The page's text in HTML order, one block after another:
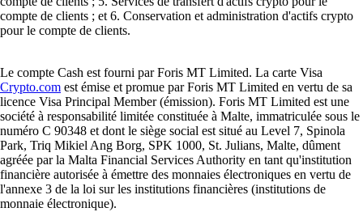
compte de clients ; et 6. Conservation et administration d'actifs crypto
pour le compte de clients.
Le compte Cash est fourni par Foris MT Limited. La carte Visa
Crypto.com est émise et promue par Foris MT Limited en vertu de sa
licence Visa Principal Member (émission). Foris MT Limited est une
société à responsabilité limitée constituée à Malte, immatriculée sous le
numéro C 90348 et dont le siège social est situé au Level 7, Spinola
Park, Triq Mikiel Ang Borg, SPK 1000, St. Julians, Malte, dûment
agréée par la Malta Financial Services Authority en tant qu'institution
financière autorisée à émettre des monnaies électroniques en vertu de
l'annexe 3 de la loi sur les institutions financières (institutions de
monnaie électronique).